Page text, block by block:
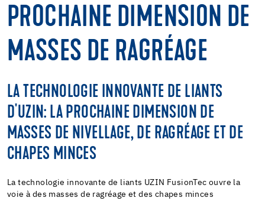
SERVICE DE POMPAGE UZIN
PROCHAINE DIMENSION DE
MASSES DE RAGRÉAGE
LA TECHNOLOGIE INNOVANTE DE LIANTS
D'UZIN: LA PROCHAINE DIMENSION DE
MASSES DE NIVELLAGE, DE RAGRÉAGE ET DE
CHAPES MINCES
La technologie innovante de liants UZIN FusionTec ouvre la
voie à des masses de ragréage et des chapes minces